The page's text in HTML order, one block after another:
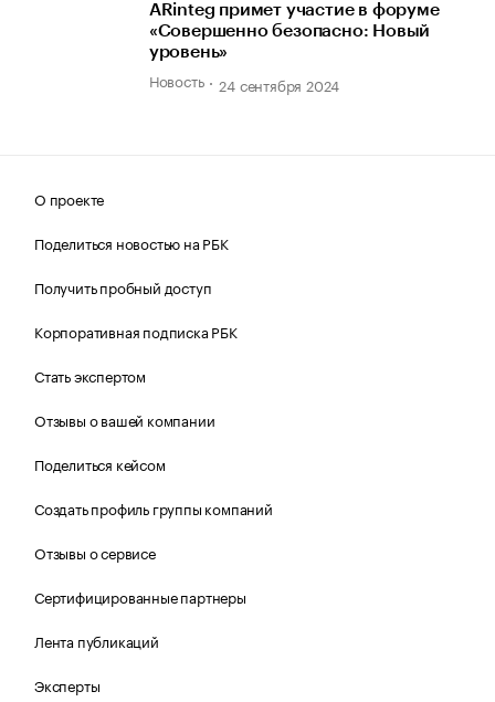
ARinteg примет участие в форуме
«Совершенно безопасно: Новый
уровень»
Новость 24 сентября 2024
О проекте
Поделиться новостью на РБК
Получить пробный доступ
Корпоративная подписка РБК
Стать экспертом
Отзывы о вашей компании
Поделиться кейсом
Создать профиль группы компаний
Отзывы о сервисе
Сертифицированные партнеры
Лента публикаций
Эксперты